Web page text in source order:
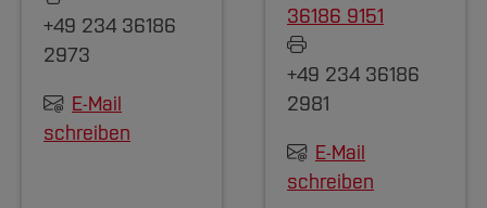
+49 234 36186
2973
E-Mail
schreiben
36186 9151
+49 234 36186
2981
E-Mail
schreiben